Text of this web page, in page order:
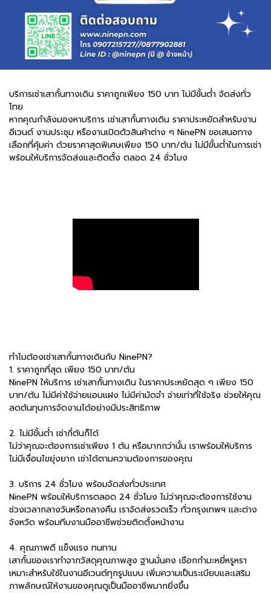
บริการเช่าเสากั้นทางเดิน ราคาถูกเพียง 150 บาท ไม่มีขั้นต่ำ จัดส่งทั่ว
ไทย
หากคุณกำลังมองหาบริการ เช่าเสากั้นทางเดิน ราคาประหยัดสำหรับงาน
อีเวนต์ งานประชุม หรืองานเปิดตัวสินค้าต่าง ๆ NinePN ขอเสนอทาง
เลือกที่คุ้มค่า ด้วยราคาสุดพิเศษเพียง 150 บาท/ต้น ไม่มีขั้นต่ำในการเช่า
พร้อมให้บริการจัดส่งและติดตั้ง ตลอด 24 ชั่วโมง
ทำไมต้องเช่าเสากั้นทางเดินกับ NinePN?
1. ราคาถูกที่สุด เพียง 150 บาท/ต้น
NinePN ให้บริการ เช่าเสากั้นทางเดิน ในราคาประหยัดสุด ๆ เพียง 150
บาท/ต้น ไม่มีค่าใช้จ่ายแอบแฝง ไม่มีค่ามัดจำ จ่ายเท่าที่ใช้จริง ช่วยให้คุณ
ลดต้นทุนการจัดงานได้อย่างมีประสิทธิภาพ
2. ไม่มีขั้นต่ำ เช่ากี่ต้นก็ได้
ไม่ว่าคุณจะต้องการเช่าเพียง 1 ต้น หรือมากกว่านั้น เราพร้อมให้บริการ
ไม่มีเงื่อนไขยุ่งยาก เช่าได้ตามความต้องการของคุณ
3. บริการ 24 ชั่วโมง พร้อมจัดส่งทั่วประเทศ
NinePN พร้อมให้บริการตลอด 24 ชั่วโมง ไม่ว่าคุณจะต้องการใช้งาน
ช่วงเวลากลางวันหรือกลางคืน เราจัดส่งรวดเร็ว ทั่วกรุงเทพฯ และต่าง
จังหวัด พร้อมทีมงานมืออาชีพช่วยติดตั้งหน้างาน
4. คุณภาพดี แข็งแรง ทนทาน
เสากั้นของเราทำจากวัสดุคุณภาพสูง ฐานมั่นคง เชือกกำมะหยี่หรูหรา
เหมาะสำหรับใช้ในงานอีเวนต์ทุกรูปแบบ เพิ่มความเป็นระเบียบและเสริม
ภาพลักษณ์ให้งานของคุณดูเป็นมืออาชีพมากยิ่งขึ้น